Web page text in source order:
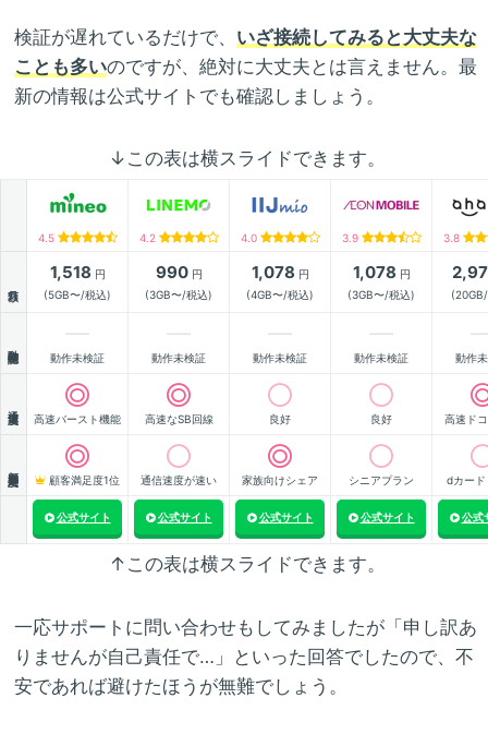
検証が遅れているだけで、 いざ接続してみると大丈夫な
ことも多いのですが、絶対に大丈夫とは言えません。最
新の情報は公式サイトでも確認しましょう。
↓この表は横スライドできます。
4.5 4.2 4.0 3.9 3.8
1,518 円
(5GB〜/税込)
990円
(3GB〜/税込)
1,078 円
(4GB〜/税込)
1,078 円
(3GB〜/税込)
動作未検証 動作未検証 動作未検証 動作未検証 動作
高速バースト機能 高速なSB回線 良好 良好 高速ド
顧客満足度1位 通信速度が速い 家族向けシェア シニアプラン dカード
公式サイト 公式サイト 公式サイト 公式サイト 公式
↑この表は横スライドできます。
一応サポートに問い合わせもしてみましたが「申し訳あ
りませんが自己責任で…」といった回答でしたので、不
安であれば避けたほうが無難でしょう。